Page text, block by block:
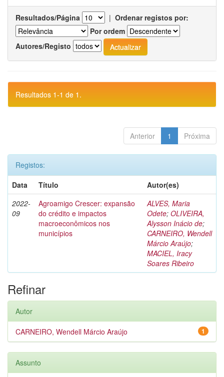
Resultados/Página | Ordenar registos por:
Por ordem
Autores/Registo
Resultados 1-1 de 1.
Anterior 1 Próxima
Registos:
Data
Título
Autor(es)
2022-
09
Agroamigo Crescer: expansão
do crédito e impactos
macroeconômicos nos
municípios
ALVES, Maria
Odete; OLIVEIRA,
Alysson Inácio de;
CARNEIRO, Wendell
Márcio Araújo;
MACIEL, Iracy
Soares Ribeiro
Refinar
Autor
1
CARNEIRO, Wendell Márcio Araújo
Assunto